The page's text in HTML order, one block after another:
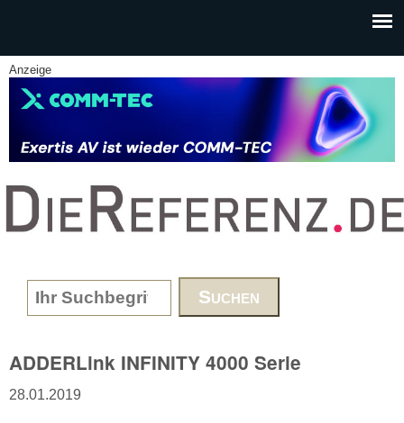
Anzeige
www.DieReferenz.de
Search form
ADDERLink INFINITY 4000 Serie
28.01.2019